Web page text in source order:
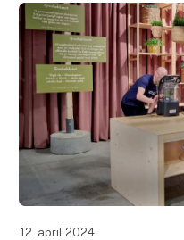
12. april 2024